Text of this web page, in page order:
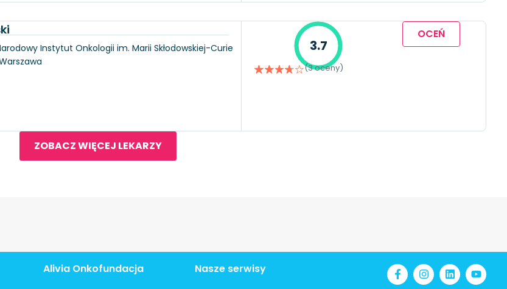
Instytut Onkologii im. Marii Skłodowskiej-Curie
3.7
(3 oceny)
OCEŃ
ZOBACZ WIĘCEJ LEKARZY
Alivia Onkofundacja Nasze serwisy